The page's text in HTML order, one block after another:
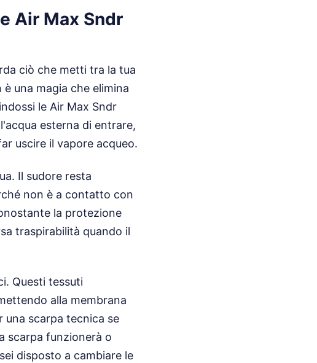
Air Max Sndr
ciò che metti tra la tua
una magia che elimina
le Air Max Sndr
esterna di entrare,
uscire il vapore acqueo.
Il sudore resta
non è a contatto con
la protezione
traspirabilità quando il
Questi tessuti
alla membrana
una scarpa tecnica se
scarpa funzionerà o
disposto a cambiare le